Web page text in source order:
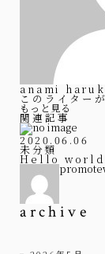
anami
このライター
もっと見る
関連記事
2020.06.06
未分類
Hello
archive